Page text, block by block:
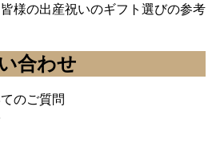
様の出産祝いのギフト選びの参考
合わせ
のご質問